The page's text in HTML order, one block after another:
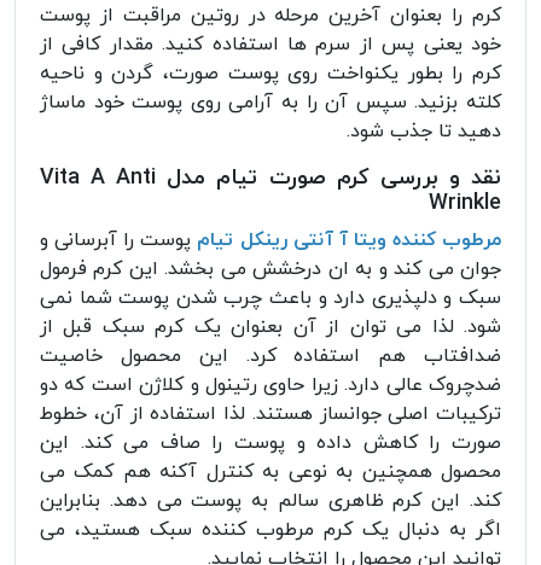
کرم را بعنوان آخرین مرحله در روتین مراقبت از پوست
خود یعنی پس از سرم ها استفاده کنید. مقدار کافی از
کرم را بطور یکنواخت روی پوست صورت، گردن و ناحیه
کلته بزنید. سپس آن را به آرامی روی پوست خود ماساژ
دهید تا جذب شود.
نقد و بررسی کرم صورت تیام مدل Vita A Anti
Wrinkle
مرطوب کننده ویتا آ آنتی رینکل تیام پوست را آبرسانی و
جوان می کند و به ان درخشش می بخشد. این کرم فرمول
سبک و دلپذیری دارد و باعث چرب شدن پوست شما نمی
شود. لذا می توان از آن بعنوان یک کرم سبک قبل از
ضدافتاب هم استفاده کرد. این محصول خاصیت
ضدچروک عالی دارد. زیرا حاوی رتینول و کلاژن است که دو
ترکیبات اصلی جوانساز هستند. لذا استفاده از آن، خطوط
صورت را کاهش داده و پوست را صاف می کند. این
محصول همچنین به نوعی به کنترل آکنه هم کمک می
کند. این کرم ظاهری سالم به پوست می دهد. بنابراین
اگر به دنبال یک کرم مرطوب کننده سبک هستید، می
توانید این محصول را انتخاب نمایید.